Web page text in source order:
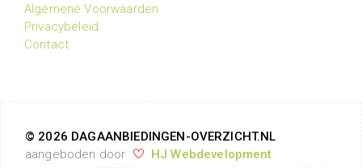
Algemene Voorwaarden
Privacybeleid
Contact
© 2026 DAGAANBIEDINGEN-OVERZICHT.NL
aangeboden door
HJ Webdevelopment